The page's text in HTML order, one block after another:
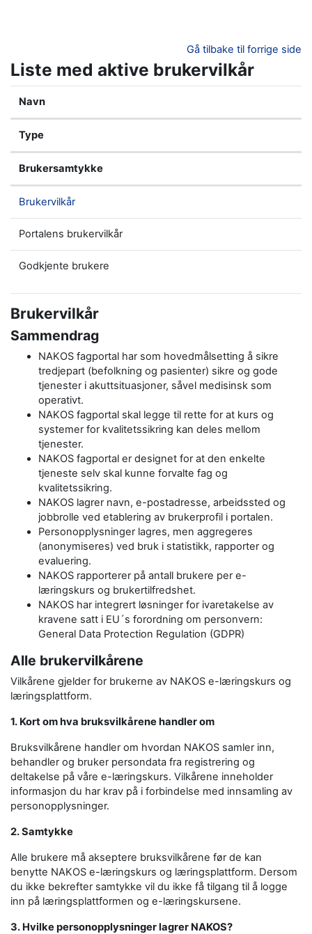
Gå tilbake til forrige side
Liste med aktive brukervilkår
Navn
Type
Brukersamtykke
Brukervilkår
Portalens brukervilkår
Godkjente brukere
Brukervilkår
Sammendrag
NAKOS fagportal har som hovedmålsetting å sikre
tredjepart (befolkning og pasienter) sikre og gode
tjenester i akuttsituasjoner, såvel medisinsk som
operativt.
NAKOS fagportal skal legge til rette for at kurs og
systemer for kvalitetssikring kan deles mellom
tjenester.
NAKOS fagportal er designet for at den enkelte
tjeneste selv skal kunne forvalte fag og
kvalitetssikring.
NAKOS lagrer navn, e-postadresse, arbeidssted og
jobbrolle ved etablering av brukerprofil i portalen.
Personopplysninger lagres, men aggregeres
(anonymiseres) ved bruk i statistikk, rapporter og
evaluering.
NAKOS rapporterer på antall brukere per e-
læringskurs og brukertilfredshet.
NAKOS har integrert løsninger for ivaretakelse av
kravene satt i EU´s forordning om personvern:
General Data Protection Regulation (GDPR)
Alle brukervilkårene
Vilkårene gjelder for brukerne av NAKOS e-læringskurs og
læringsplattform.
1. Kort om hva bruksvilkårene handler om
Bruksvilkårene handler om hvordan NAKOS samler inn,
behandler og bruker persondata fra registrering og
deltakelse på våre e-læringskurs. Vilkårene inneholder
informasjon du har krav på i forbindelse med innsamling av
personopplysninger.
2. Samtykke
Alle brukere må akseptere bruksvilkårene før de kan
benytte NAKOS e-læringskurs og læringsplattform. Dersom
du ikke bekrefter samtykke vil du ikke få tilgang til å logge
inn på læringsplattformen og e-læringskursene.
3. Hvilke personopplysninger lagrer NAKOS?